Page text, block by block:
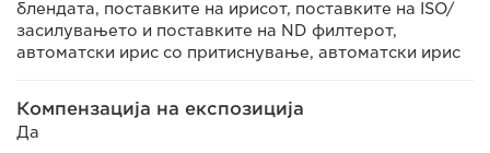
блендата, поставките на ирисот, поставките на ISO/
засилувањето и поставките на ND филтерот,
автоматски ирис со притиснување, автоматски ирис
Компензација на експозиција
Да